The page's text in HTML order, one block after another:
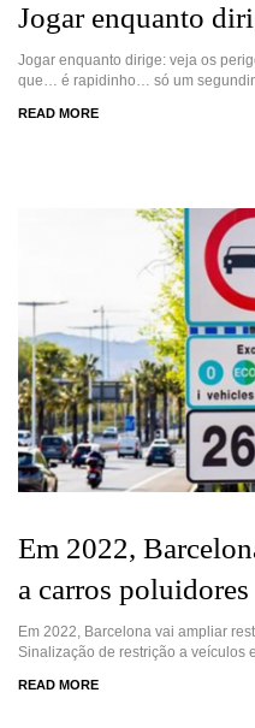
Jogar enquanto
Jogar enquanto dirige: veja os
que… é rapidinho… só um
READ MORE
Em 2022,
a carros poluidores
Em 2022, Barcelona vai ampliar
Sinalização de restrição a veículos
READ MORE